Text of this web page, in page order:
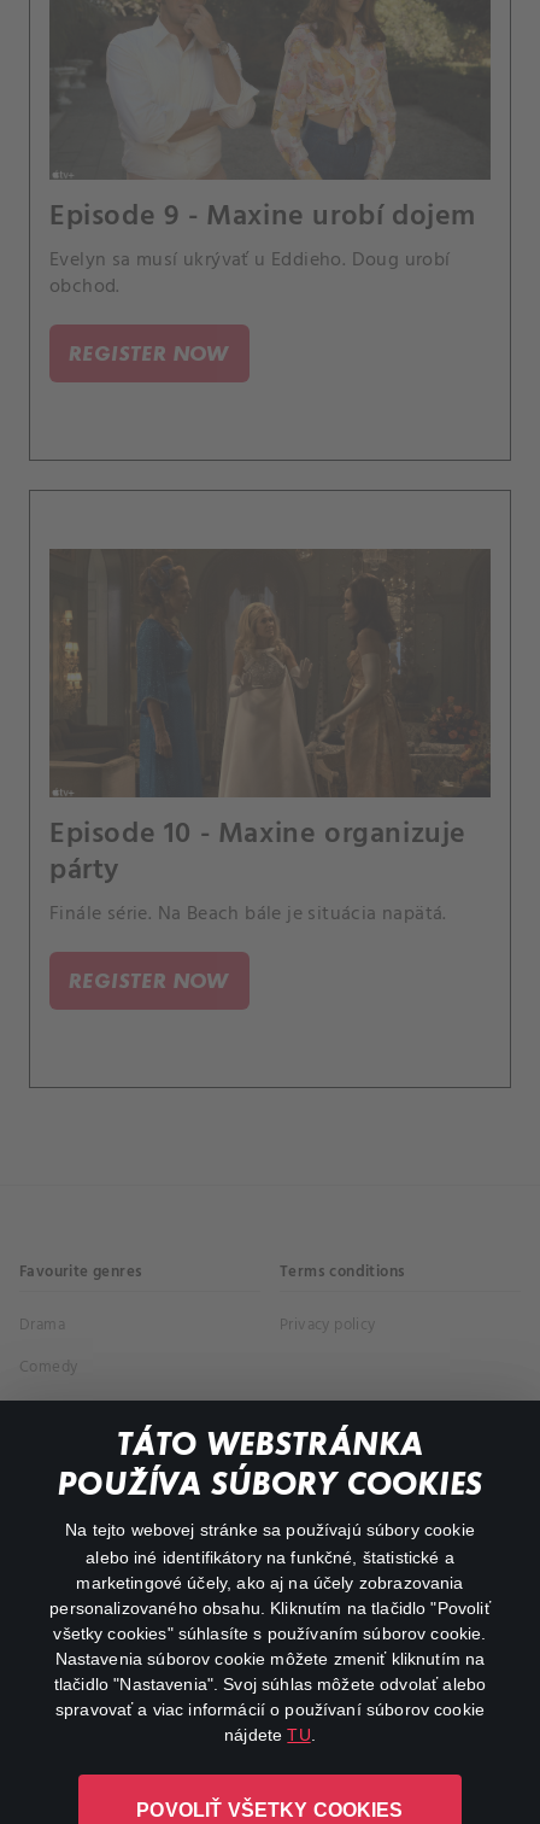
TÁTO WEBSTRÁNKA
POUŽÍVA SÚBORY COOKIES
Na tejto webovej stránke sa používajú súbory cookie
alebo iné identifikátory na funkčné, štatistické a
marketingové účely, ako aj na účely zobrazovania
personalizovaného obsahu. Kliknutím na tlačidlo "Povoliť
všetky cookies" súhlasíte s používaním súborov cookie.
Nastavenia súborov cookie môžete zmeniť kliknutím na
tlačidlo "Nastavenia". Svoj súhlas môžete odvolať alebo
spravovať a viac informácií o používaní súborov cookie
nájdeteTU
POVOLIŤ VŠETKY COOKIES
Episode 9 - Maxine urobí dojem
Evelyn sa musí ukrývať u Eddieho. Doug urobí
obchod.
REGISTER NOW
Episode 10 - Maxine organizuje
párty
Finále série. Na Beach bále je situácia napätá.
REGISTER NOW
Favourite genres
Drama
Comedy
Documentaries
Terms conditions
Privacy policy
My profile
Important links
Canal+ Luxembourg S. à r.l. so sídlom Rue Albert Borschette 4,